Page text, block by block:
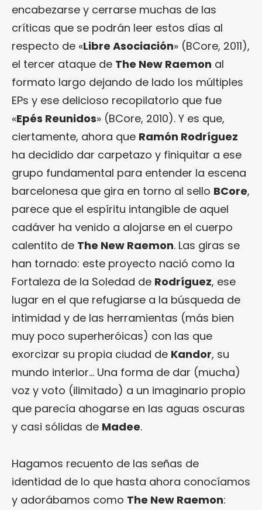
encabezarse y cerrarse muchas de las
críticas que se podrán leer estos días al
respecto de «Libre Asociación» (BCore, 2011),
el tercer ataque de The New Raemon al
formato largo dejando de lado los múltiples
EPs y ese delicioso recopilatorio que fue
«Epés Reunidos» (BCore, 2010). Y es que,
ciertamente, ahora que Ramón Rodríguez
ha decidido dar carpetazo y finiquitar a ese
grupo fundamental para entender la escena
barcelonesa que gira en torno al sello BCore,
parece que el espíritu intangible de aquel
cadáver ha venido a alojarse en el cuerpo
calentito de The New Raemon. Las giras se
han tornado: este proyecto nació como la
Fortaleza de la Soledad de Rodríguez, ese
lugar en el que refugiarse a la búsqueda de
intimidad y de las herramientas (más bien
muy poco superheróicas) con las que
exorcizar su propia ciudad de Kandor, su
mundo interior… Una forma de dar (mucha)
voz y voto (ilimitado) a un imaginario propio
que parecía ahogarse en las aguas oscuras
y casi sólidas de Madee.
Hagamos recuento de las señas de
identidad de lo que hasta ahora conocíamos
y adorábamos como The New Raemon: